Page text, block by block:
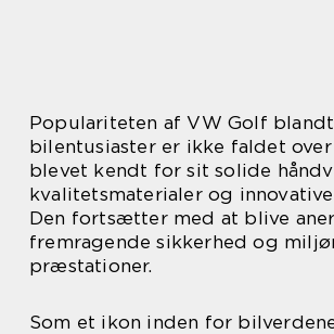
Populariteten af VW Golf blandt
bilentusiaster er ikke faldet
blevet kendt for sit solide
kvalitetsmaterialer og
Den fortsætter med at blive
fremragende sikkerhed og
præstationer.
Som et ikon inden for